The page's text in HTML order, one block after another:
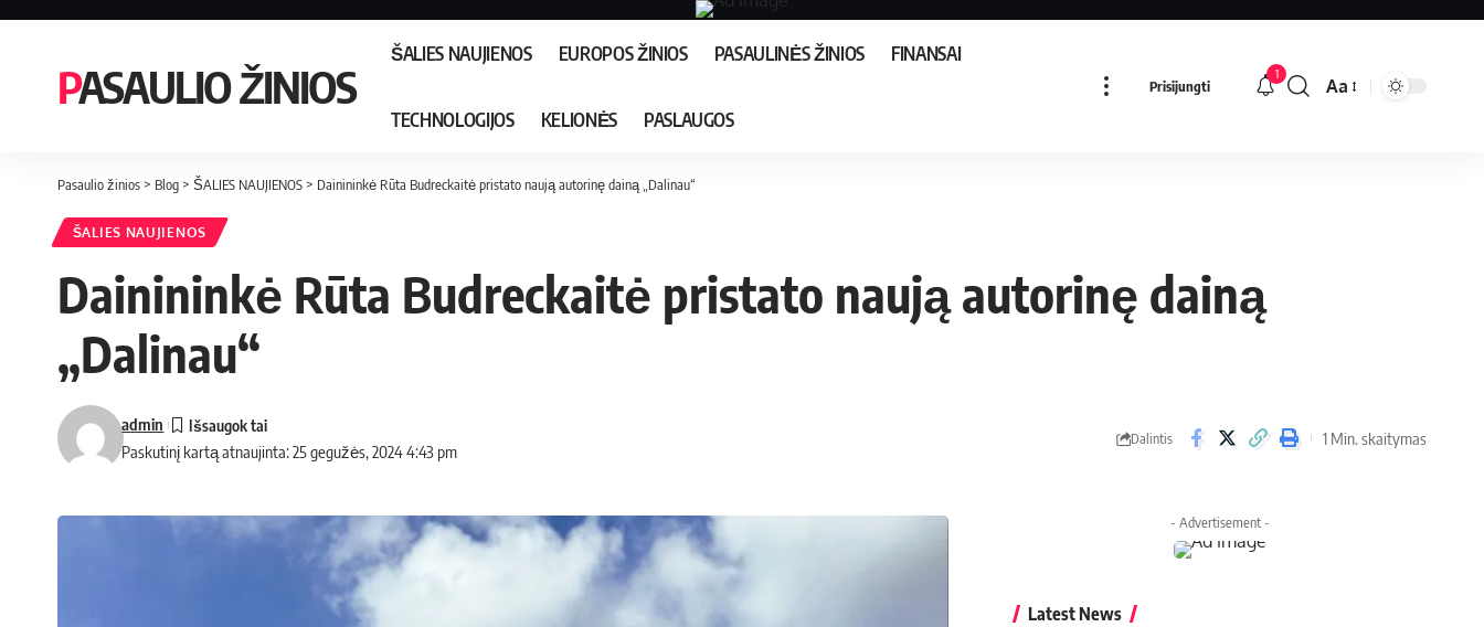
PASAULIO ŽINIOS
ŠALIES NAUJIENOS EUROPOS ŽINIOS PASAULINĖS ŽINIOS FINANSAI
TECHNOLOGIJOS KELIONĖS PASLAUGOS
Prisijungti
1
Aa
Pasaulio žinios > Blog > ŠALIES NAUJIENOS > Dainininkė Rūta Budreckaitė pristato naują autorinę dainą „Dalinau“
ŠALIES NAUJIENOS
Dainininkė Rūta Budreckaitė pristato naują autorinę dainą
„Dalinau“
Paskutinį kartą atnaujinta: 25 gegužės, 2024 4:43 pm
admin
Dalintis 1 Min. skaitymas
- Advertisement -
Latest News